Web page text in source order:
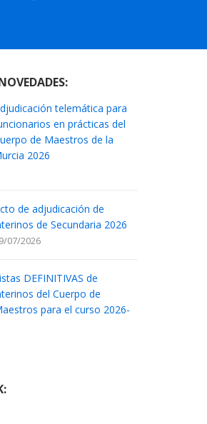
telemática para
en prácticas del
de Maestros de la
2026
de adjudicación de
de Secundaria 2026
07/2026
DEFINITIVAS de
del Cuerpo de
para el curso 2026-